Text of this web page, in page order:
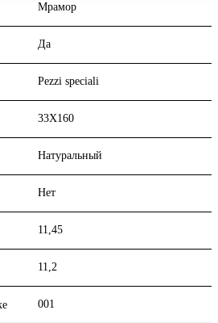
Мрамор
Да
Pezzi speciali
33X160
Натуральный
Нет
11,45
11,2
001